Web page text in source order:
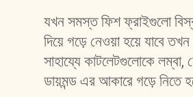
যখন সমস্ত ফিশ ফ্রাইগুলো
দিয়ে গড়ে নেওয়া হয়ে যাবে
সাহায্যে কাটলেটগুলোকে লম্বা,
ডায়মন্ড এর আকারে গড়ে নিতে